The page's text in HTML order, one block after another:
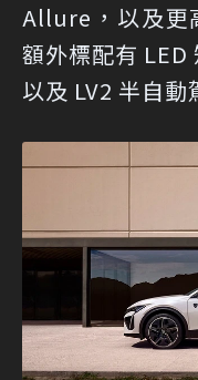
Allure，以及更
額外標配有 LED
以及 LV2 半自動